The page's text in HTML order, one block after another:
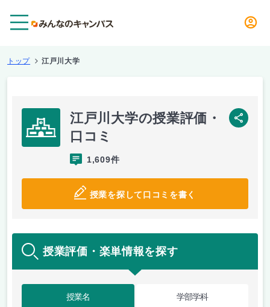
トップ 江戸川大学
江戸川大学の授業評価・
口コミ
1,609件
授業を探して口コミを書く
SNS
授業評価・楽単情報を探す
授業名 学部学科